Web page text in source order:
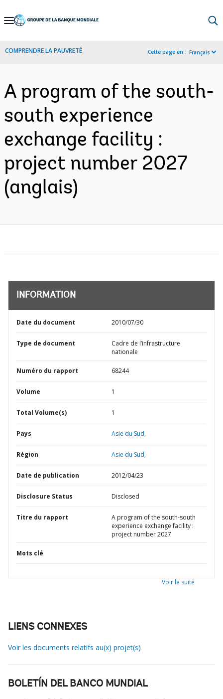
Skip
Navigation
COMPRENDRE LA PAUVRETÉ Cette page en : Français
A program of the south-
south experience
exchange facility :
project number 2027
(anglais)
INFORMATION
Date du document 2010/07/30
Type de document
Cadre de l’infrastructure
nationale
Numéro du rapport 68244
Volume 1
Total Volume(s) 1
Pays Asie du Sud,
Région Asie du Sud,
Date de publication 2012/04/23
Disclosure Status Disclosed
Titre du rapport
A program of the south-south
experience exchange facility :
project number 2027
Mots clé
Voir la suite
LIENS CONNEXES
Voir les documents relatifs au(x) projet(s)
BOLETÍN DEL BANCO MUNDIAL